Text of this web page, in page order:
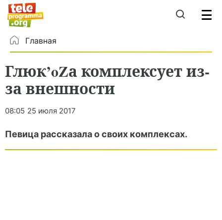
Главная
Глюк’oZа комплексует из-
за внешности
08:05 25 июля 2017
Певица рассказала о своих комплексах.